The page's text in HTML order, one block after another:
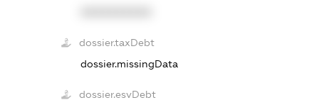
dossier.taxDebt
dossier.missingData
dossier.esvDebt